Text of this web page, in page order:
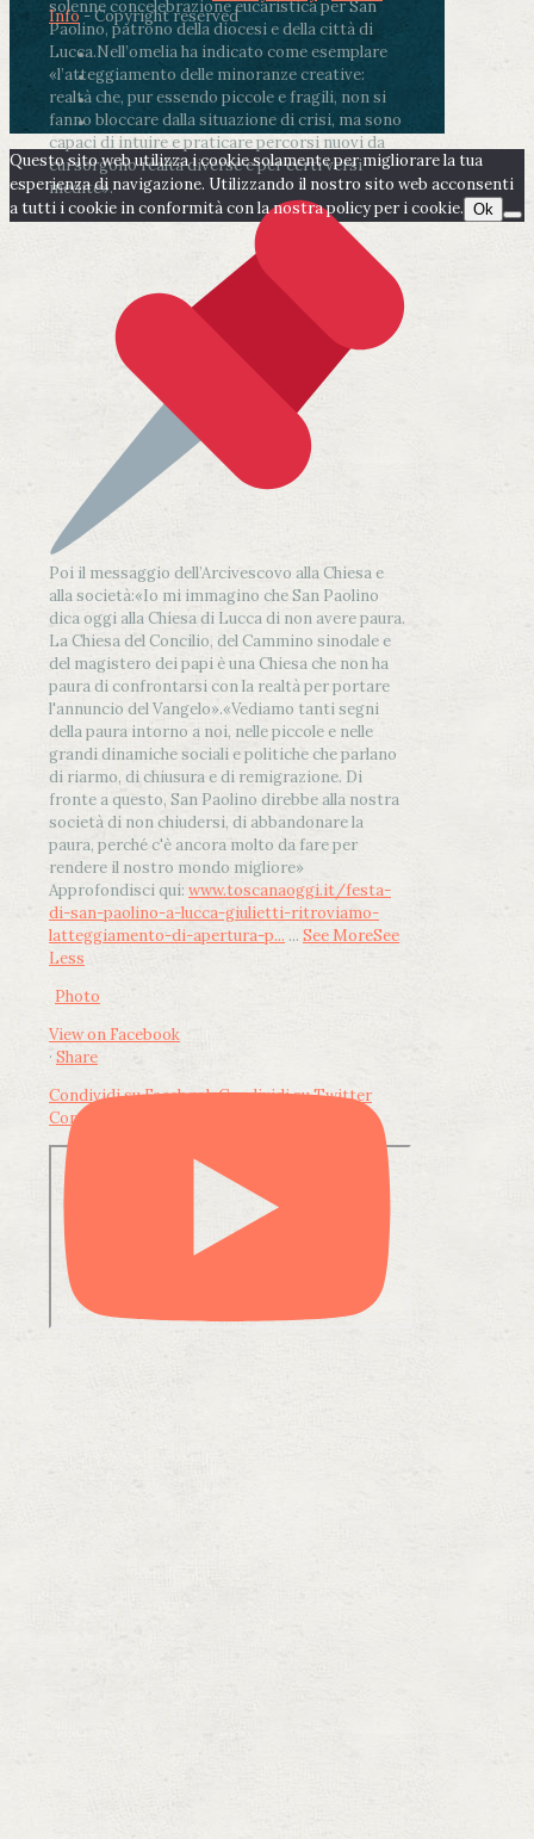
solenne concelebrazione eucaristica per San
Paolino, patrono della diocesi e della città di
Lucca.Nell’omelia ha indicato come esemplare
«l’atteggiamento delle minoranze creative:
realtà che, pur essendo piccole e fragili, non si
fanno bloccare dalla situazione di crisi, ma sono
capaci di intuire e praticare percorsi nuovi da
cui sorgono realtà diverse e per certi versi
inedite».
Poi il messaggio dell’Arcivescovo alla Chiesa e
alla società:«Io mi immagino che San Paolino
dica oggi alla Chiesa di Lucca di non avere paura.
La Chiesa del Concilio, del Cammino sinodale e
del magistero dei papi è una Chiesa che non ha
paura di confrontarsi con la realtà per portare
l'annuncio del Vangelo».«Vediamo tanti segni
della paura intorno a noi, nelle piccole e nelle
grandi dinamiche sociali e politiche che parlano
di riarmo, di chiusura e di remigrazione. Di
fronte a questo, San Paolino direbbe alla nostra
società di non chiudersi, di abbandonare la
paura, perché c'è ancora molto da fare per
rendere il nostro mondo migliore»
Approfondisci qui: www.toscanaoggi.it/festa-
di-san-paolino-a-lucca-giulietti-ritroviamo-
latteggiamento-di-apertura-p... ... See MoreSee
Less
Photo
View on Facebook
· Share
Condividi su FacebookCondividi su Twitter
Condividi su LinkedIn
Info- Copyright reserved
Questo sito web utilizza i cookie solamente per migliorare la tua
esperienza di navigazione. Utilizzando il nostro sito web acconsenti
a tutti i cookie in conformità con la nostra policy per i cookie. Ok